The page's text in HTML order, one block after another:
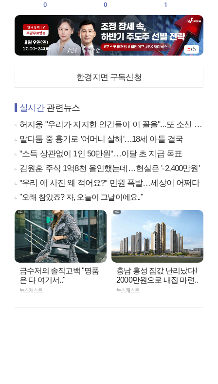
0
0
1
5/5
한경지면 구독신청
실시간관련뉴스
허지웅 "우리가 지지한 인간들이 이 꼴을"...또 소신 발언
말다툼 중 흉기로 '어머니 살해'…18세 아들 결국
"소득 상관없이 1인 50만원"…이달 초 지급 목표
김원훈 주식 1억8천 올인했는데…현실은 '-2,400만원'
"우리 애 사진 왜 적어요?" 민원 폭발…세상이 어쩌다
"오래 참았죠? 자, 오늘이 그날이에요.."
금수저의 솔직고백 "명품
은 다 여기서.."
뉴스캐스트
충남 홍성 집값 난리났다!
2000만원으로 내집 마련..
뉴스캐스트